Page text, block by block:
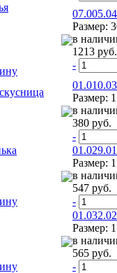
Размер:
в
1213 руб.
-
Размер:
в
380 руб.
-
Размер:
в
547 руб.
-
Размер:
в
565 руб.
-